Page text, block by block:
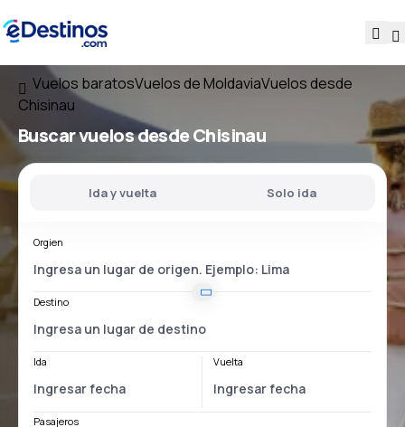
Vuelos baratosVuelos de MoldaviaVuelos desde
Chisinau
Buscar vuelosdesde Chisinau
Ida y vuelta Solo ida
Orgien
Destino
Ida Vuelta
Pasajeros